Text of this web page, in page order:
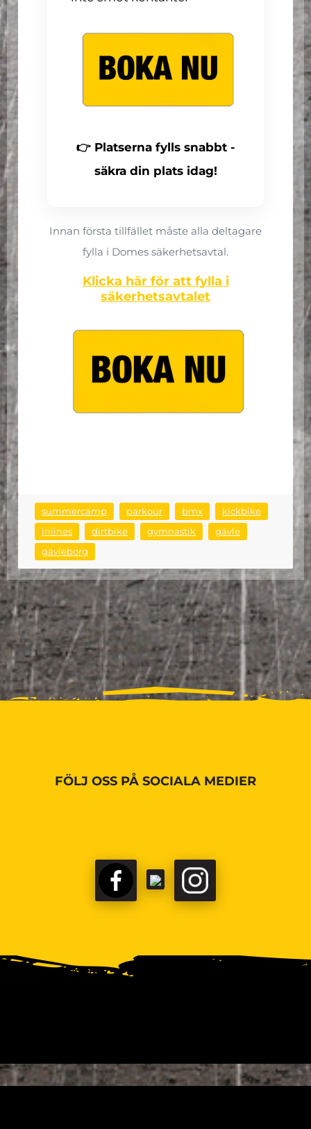
👉 Platserna fylls snabbt -
säkra din plats idag!
Innan första tillfället måste alla deltagare
fylla i Domes säkerhetsavtal.
Klicka här för att fylla i
säkerhetsavtalet
summercamp parkour bmx
kickbike
inlines
dirtbike gymnastik
gävle
gävleborg
FÖLJ OSS PÅ SOCIALA MEDIER